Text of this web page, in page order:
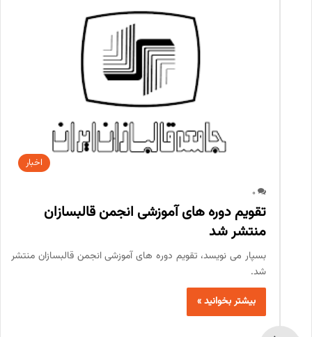
اخبار
0
تقویم دوره های آموزشی انجمن قالبسازان
منتشر شد
بسپار می نویسد، تقویم دوره های آموزشی انجمن قالبسازان منتشر
شد.
بیشتر بخوانید »